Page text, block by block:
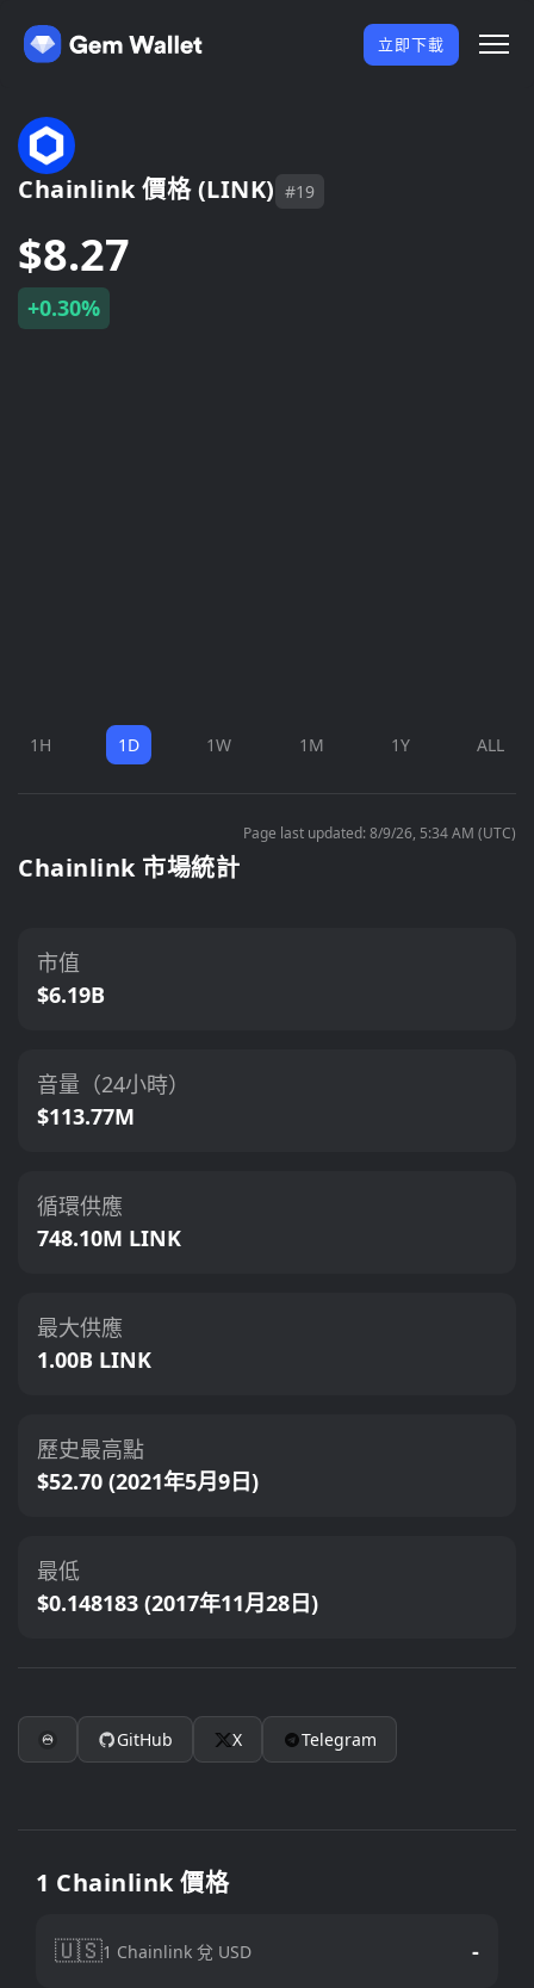
立即下載
Chainlink 價格 (LINK) #19
$8.27
+0.30%
1H 1D 1W 1M 1Y ALL
Page last updated: 8/9/26, 5:34 AM (UTC)
Chainlink 市場統計
市值
$6.19B
音量（24小時）
$113.77M
循環供應
748.10M LINK
最大供應
1.00B LINK
歷史最高點
$52.70 (2021年5月9日)
最低
$0.148183 (2017年11月28日)
GitHub X Telegram
1 Chainlink 價格
🇺🇸1 Chainlink 兌 USD -